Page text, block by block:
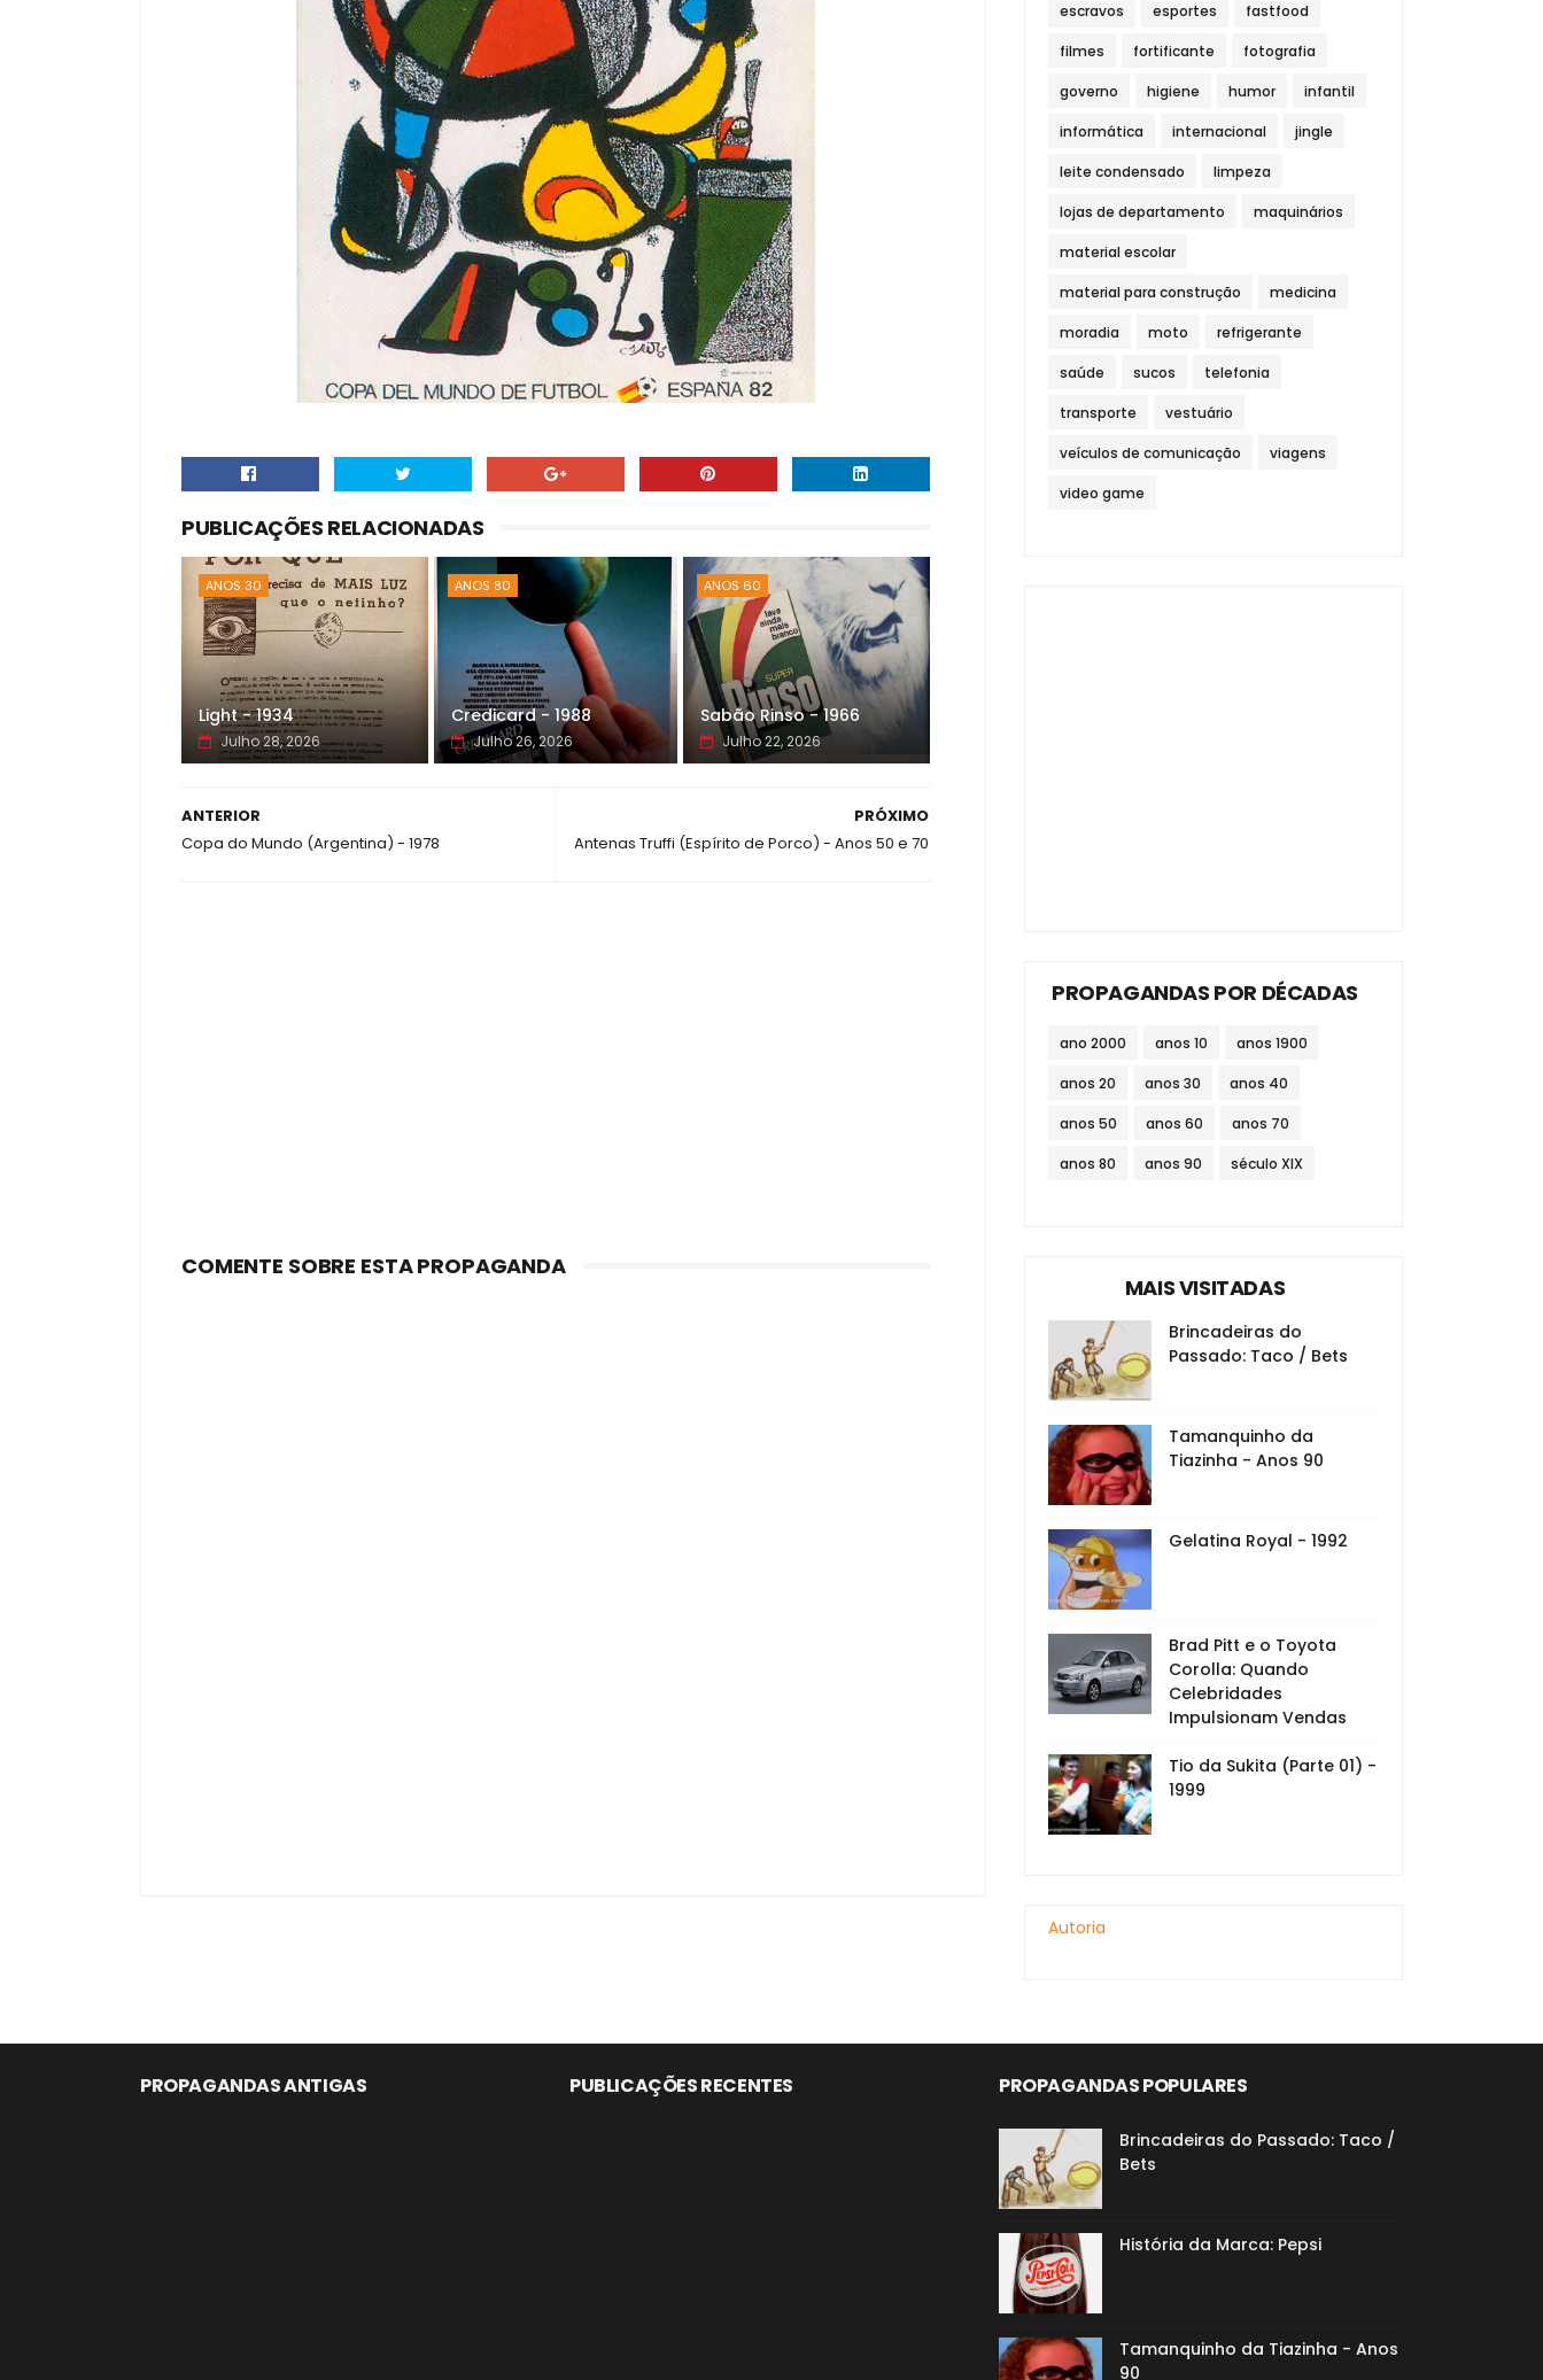
PUBLICAÇÕES RELACIONADAS
ANOS 30
Light - 1934
Julho 28, 2026
ANOS 80
Credicard - 1988
Julho 26, 2026
ANOS 60
Sabão Rinso - 1966
Julho 22, 2026
PRÓXIMO
Antenas Truffi (Espírito de Porco) - Anos 50 e 70
ANTERIOR
Copa do Mundo (Argentina) - 1978
COMENTE SOBRE ESTA PROPAGANDA
escravos esportes fastfood
filmes fortificante fotografia
governo higiene humor infantil
informática internacional jingle
leite condensado limpeza
lojas de departamento maquinários
material escolar
material para construção medicina
moradia moto refrigerante
saúde sucos telefonia
transporte vestuário
veículos de comunicação viagens
video game
PROPAGANDAS POR DÉCADAS
ano 2000 anos 10 anos 1900
anos 20 anos 30 anos 40
anos 50 anos 60 anos 70
anos 80 anos 90 século XIX
MAIS VISITADAS
Brincadeiras do
Passado: Taco / Bets
Tamanquinho da
Tiazinha - Anos 90
Gelatina Royal - 1992
Brad Pitt e o Toyota
Corolla: Quando
Celebridades
Impulsionam Vendas
Tio da Sukita (Parte 01) -
1999
Autoria
PROPAGANDAS ANTIGAS PUBLICAÇÕES RECENTES PROPAGANDAS POPULARES
Brincadeiras do Passado: Taco /
Bets
História da Marca: Pepsi
Tamanquinho da Tiazinha - Anos
90